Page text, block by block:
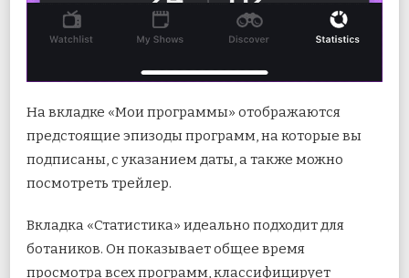
На вкладке «Мои программы» отображаются
предстоящие эпизоды программ, на которые вы
подписаны, с указанием даты, а также можно
посмотреть трейлер.
Вкладка «Статистика» идеально подходит для
ботаников. Он показывает общее время
просмотра всех программ, классифицирует